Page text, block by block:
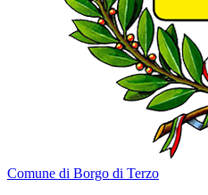
Comune di Borgo di Terzo